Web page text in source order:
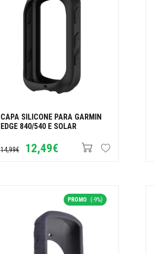
CAPA SILICONE PARA GARMIN
EDGE 840/540 E SOLAR
14,99€ 12,49€
PROMO (-9%)